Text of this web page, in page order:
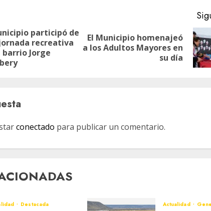
Entrada
participó de
recreativa
barrio Jorge
Siguiente
El Municipio homenajeó
a los Adultos Mayores en
su día
conectado para publicar un comentario.
Destacada Actualidad